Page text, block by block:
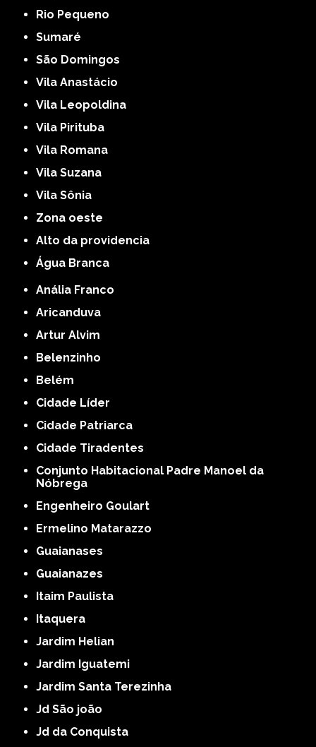
Rio Pequeno
Sumaré
São Domingos
Vila Anastácio
Vila Leopoldina
Vila Pirituba
Vila Romana
Vila Suzana
Vila Sônia
Zona oeste
alto da providencia
Água Branca
Anália Franco
Aricanduva
Artur Alvim
Belenzinho
Belém
Cidade Líder
Cidade Patriarca
Cidade Tiradentes
Conjunto Habitacional Padre Manoel da
Nóbrega
Engenheiro Goulart
Ermelino Matarazzo
Guaianases
Guaianazes
Itaim Paulista
Itaquera
Jardim Helian
Jardim Iguatemi
Jardim Santa Terezinha
Jd São joão
Jd da Conquista